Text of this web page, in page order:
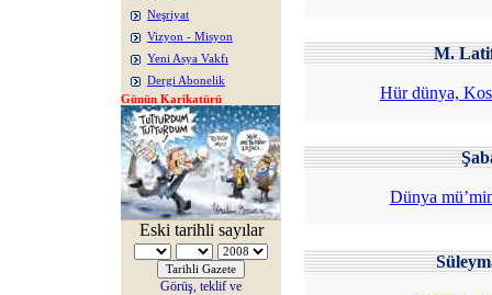
Neşriyat
Vizyon - Misyon
Yeni Asya Vakfı
Dergi Abonelik
Günün Karikatürü
Eski tarihli sayılar
Görüş, teklif ve
M.
Hür dünya,
Dünya